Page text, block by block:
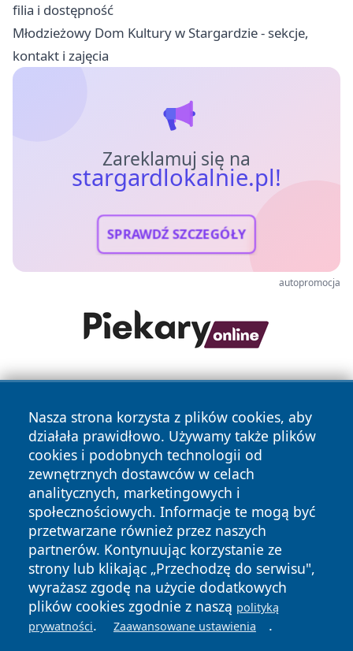
filia i dostępność
Młodzieżowy Dom Kultury w Stargardzie - sekcje,
kontakt i zajęcia
Zareklamuj się na
stargardlokalnie.pl!
SPRAWDŹ SZCZEGÓŁY
autopromocja
Nasza strona korzysta z plików cookies, aby
działała prawidłowo. Używamy także plików
cookies i podobnych technologii od
zewnętrznych dostawców w celach
analitycznych, marketingowych i
społecznościowych. Informacje te mogą być
przetwarzane również przez naszych
partnerów. Kontynuując korzystanie ze
strony lub klikając „Przechodzę do serwisu",
wyrażasz zgodę na użycie dodatkowych
plików cookies zgodnie z naszą polityką
prywatności. Zaawansowane ustawienia .
Copyright © 2026 stargardlokalnie.pl Wszystkie prawa
zastrzeżone.
News Autorzy
Polityka
Prywatności
Polityka
Cookies